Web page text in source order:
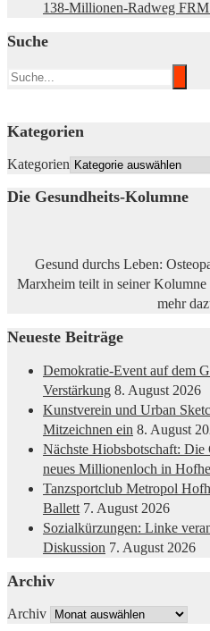
138-Millionen-Radweg
Suche
Kategorien
Kategorien
Die Gesundheits-Kolumne
Gesund durchs Leben:
Marxheim teilt in seiner
mehr
Neueste Beiträge
Demokratie-Event auf dem
Verstärkung 8. August 2026
Kunstverein und Urban
Mitzeichnen ein 8. August
Nächste Hiobsbotschaft: Die
neues Millionenloch in
Tanzsportclub Metropol
Ballett 7. August 2026
Sozialkürzungen: Linke
Diskussion 7. August 2026
Archiv
Archiv